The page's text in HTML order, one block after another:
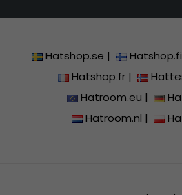
Hatshop.se | Hatshop.fi
Hatshop.fr|
Hatroom.eu |
Hatroom.nl |